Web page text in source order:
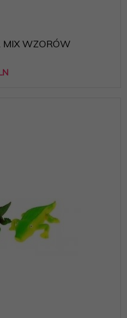
MIX WZORÓW